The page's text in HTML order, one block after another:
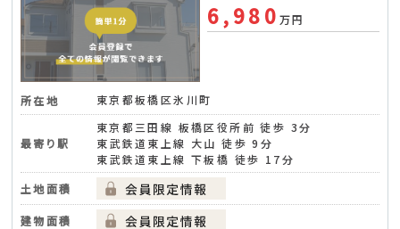
6,980万円
所在地 東京都板橋区氷川町
最寄り駅
東京都三田線 板橋区役所前 徒歩 3分
東武鉄道東上線 大山 徒歩 9分
東武鉄道東上線 下板橋 徒歩 17分
土地面積
建物面積